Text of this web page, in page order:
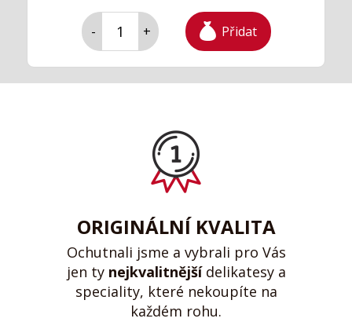
- + Přidat
ORIGINÁLNÍ KVALITA
Ochutnali jsme a vybrali pro Vás
jen ty nejkvalitnějšídelikatesy a
speciality, které nekoupíte na
každém rohu.